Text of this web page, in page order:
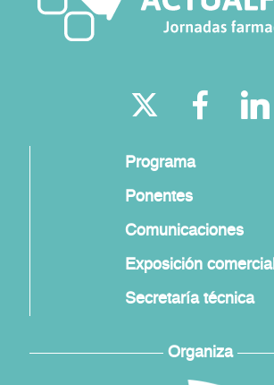
Programa
Ponentes
Comunicaciones
Exposición comercial
Secretaría técnica
Organiza